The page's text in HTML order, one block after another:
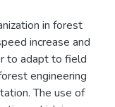
in forest
increase and
to adapt to field
engineering
The use of